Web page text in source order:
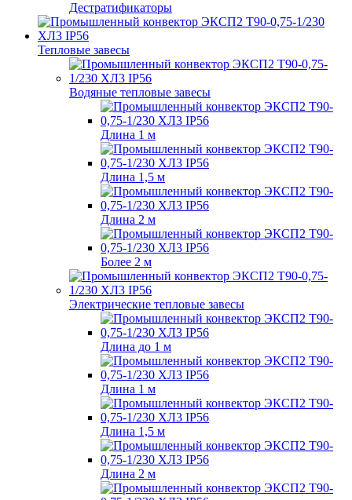
Дестратификаторы
Тепловые завесы
Водяные тепловые завесы
Длина 1 м
Длина 1,5 м
Длина 2 м
Более 2 м
Электрические тепловые завесы
Длина до 1 м
Длина 1 м
Длина 1,5 м
Длина 2 м